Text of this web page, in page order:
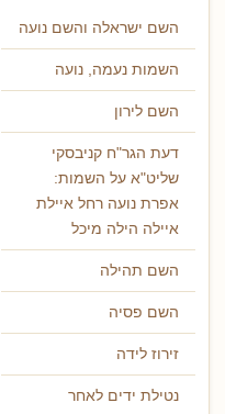
השם ישראלה והשם נועה
השמות נעמה, נועה
השם לירון
דעת הגר"ח קניבסקי
שליט"א על השמות:
אפרת נועה רחל איילת
איילה הילה מיכל
השם תהילה
השם פסיה
זירוז לידה
נטילת ידים לאחר